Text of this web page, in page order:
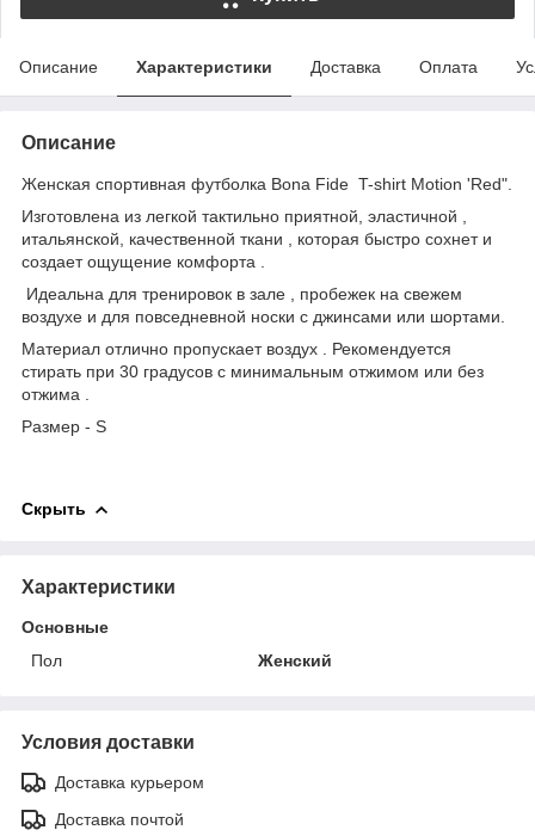
Описание Характеристики Доставка Оплата
Описание
Женская спортивная футболка Bona Fide T-shirt Motion 'Red".
Изготовлена из легкой тактильно приятной, эластичной ,
итальянской, качественной ткани , которая быстро сохнет и
создает ощущение комфорта .
Идеальна для тренировок в зале , пробежек на свежем
воздухе и для повседневной носки с джинсами или шортами.
Материал отлично пропускает воздух . Рекомендуется
стирать при 30 градусов с минимальным отжимом или без
отжима .
Размер - S
Скрыть
Характеристики
Основные
Пол
Женский
Условия доставки
Доставка курьером
Доставка почтой